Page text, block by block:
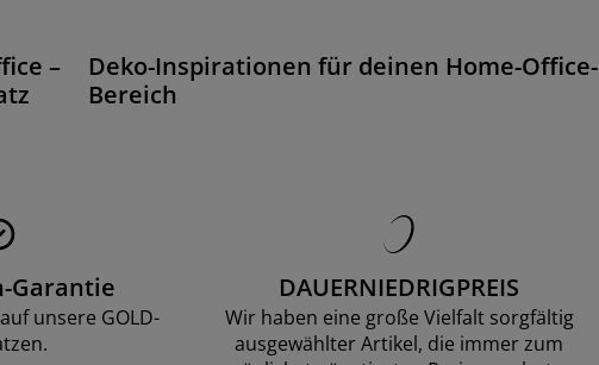
–
Deko-Inspirationen für deinen Home-Office-
Bereich
Garantie
unsere GOLD-
DAUERNIEDRIGPREIS
Wir haben eine große Vielfalt sorgfältig
ausgewählter Artikel, die immer zum